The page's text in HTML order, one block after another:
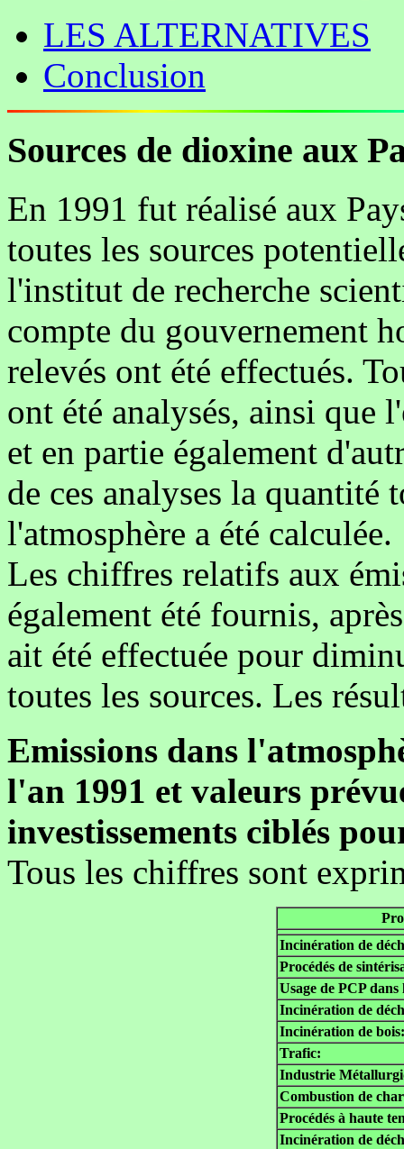
LES ALTERNATIVES
Conclusion
Sources de dioxine aux
En 1991 fut réalisé aux
toutes les sources
l'institut de recherche
compte du gouvernement
relevés ont été effectués.
ont été analysés, ainsi que
et en partie également
de ces analyses la quantité
l'atmosphère a été calculée.
Les chiffres relatifs aux
également été fournis,
ait été effectuée pour
toutes les sources. Les
Emissions dans
l'an 1991 et valeurs
investissements ciblés
Tous les chiffres sont
Incinération de
Procédés de
Usage de PCP dans
Incinération de
Incinération de bois:
Trafic:
Industrie
Combustion de
Procédés à haute
Incinération de